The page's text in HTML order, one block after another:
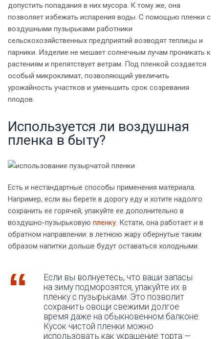
допустить попадания в них мусора. К тому же, она
позволяет избежать испарения воды. С помощью пленки с
воздушными пузырьками работники
сельскохозяйственных предприятий возводят теплицы и
парники. Изделие не мешает солнечным лучам проникать к
растениям и препятствует ветрам. Под пленкой создается
особый микроклимат, позволяющий увеличить
урожайность участков и уменьшить срок созревания
плодов.
Используется ли воздушная
пленка в быту?
Есть и нестандартные способы применения материала.
Например, если вы берете в дорогу еду и хотите надолго
сохранить ее горячей, упакуйте ее дополнительно в
воздушно-пузырьковую пленку. Кстати, она работает и в
обратном направлении: в летнюю жару обернутые таким
образом напитки дольше будут оставаться холодными.
Если вы волнуетесь, что ваши запасы
на зиму подморозятся, упакуйте их в
пленку с пузырьками. Это позволит
сохранить овощи свежими долгое
время даже на обыкновенном балконе.
Кусок чистой пленки можно
использовать как украшение торта —